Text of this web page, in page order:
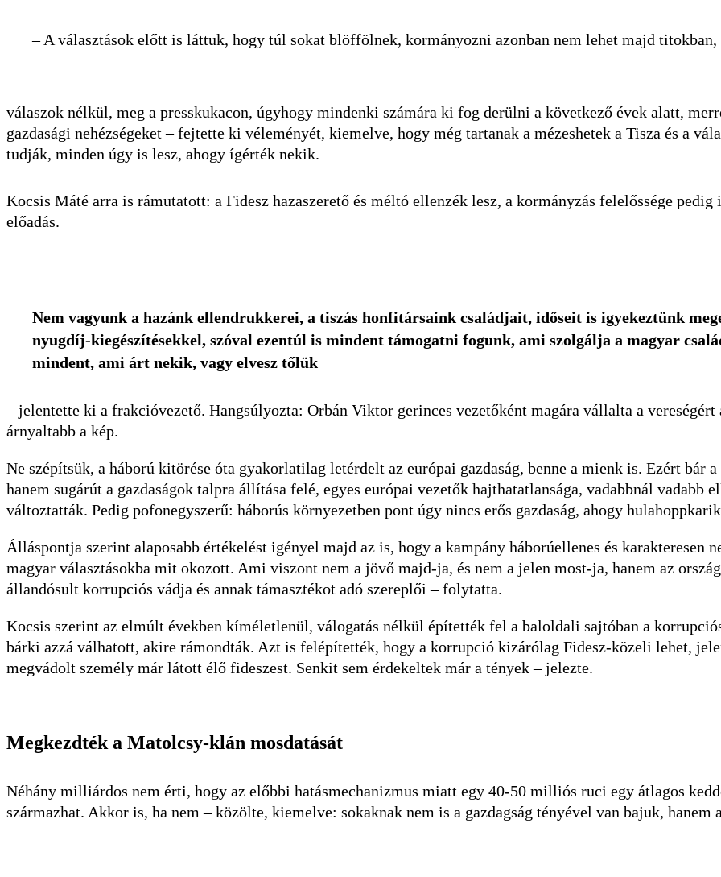
– A választások előtt is láttuk, hogy túl sokat blöffölnek, kormányozni azonban nem lehet majd titokban,
válaszok nélkül, meg a presskukacon, úgyhogy mindenki számára ki fog derülni a következő évek alatt,
gazdasági nehézségeket – fejtette ki véleményét, kiemelve, hogy még tartanak a mézeshetek a Tisza és a
tudják, minden úgy is lesz, ahogy ígérték nekik.
Kocsis Máté arra is rámutatott: a Fidesz hazaszerető és méltó ellenzék lesz, a kormányzás felelőssége
előadás.
Nem vagyunk a hazánk ellendrukkerei, a tiszás honfitársaink családjait, időseit is igyekeztünk
nyugdíj-kiegészítésekkel, szóval ezentúl is mindent támogatni fogunk, ami szolgálja a magyar
mindent, ami árt nekik, vagy elvesz tőlük
– jelentette ki a frakcióvezető. Hangsúlyozta: Orbán Viktor gerinces vezetőként magára vállalta a
árnyaltabb a kép.
Ne szépítsük, a háború kitörése óta gyakorlatilag letérdelt az európai gazdaság, benne a mienk is. Ezért bár
hanem sugárút a gazdaságok talpra állítása felé, egyes európai vezetők hajthatatlansága, vadabbnál
változtatták. Pedig pofonegyszerű: háborús környezetben pont úgy nincs erős gazdaság, ahogy
Álláspontja szerint alaposabb értékelést igényel majd az is, hogy a kampány háborúellenes és karakteresen
magyar választásokba mit okozott. Ami viszont nem a jövő majd-ja, és nem a jelen most-ja, hanem az
állandósult korrupciós vádja és annak támasztékot adó szereplői – folytatta.
Kocsis szerint az elmúlt években kíméletlenül, válogatás nélkül építették fel a baloldali sajtóban a
bárki azzá válhatott, akire rámondták. Azt is felépítették, hogy a korrupció kizárólag Fidesz-közeli lehet,
megvádolt személy már látott élő fideszest. Senkit sem érdekeltek már a tények – jelezte.
Megkezdték a Matolcsy-klán mosdatását
Néhány milliárdos nem érti, hogy az előbbi hatásmechanizmus miatt egy 40-50 milliós ruci egy átlagos
származhat. Akkor is, ha nem – közölte, kiemelve: sokaknak nem is a gazdagság tényével van bajuk, hanem